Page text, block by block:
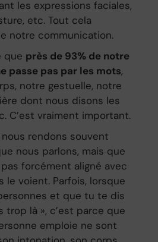
les expressions faciales,
etc. Tout cela
notre communication.
que près de 93% de notre
passe pas par les mots,
notre gestuelle, notre
dont nous disons les
C’est vraiment important.
nous rendons souvent
nous parlons, mais que
forcément aligné avec
le voient. Parfois, lorsque
et que tu te dis
trop là », c’est parce que
emploie ne sont